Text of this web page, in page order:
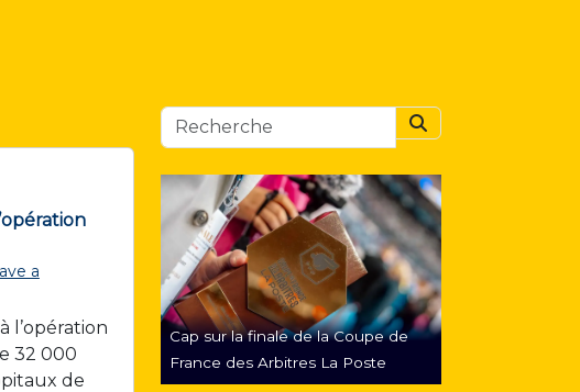
a
l’opération
32 000
de
Search
Cap sur la finale de la Coupe de
France des Arbitres La Poste